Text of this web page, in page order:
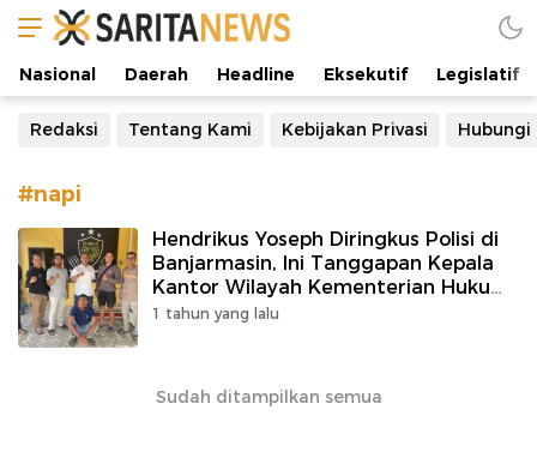
Manifestasi Arus Kebenaran
Nasional Daerah Headline Eksekutif Legislatif
Redaksi Tentang Kami Kebijakan Privasi Hubungi
#napi
Hendrikus Yoseph Diringkus Polisi di
Banjarmasin, Ini Tanggapan Kepala
Kantor Wilayah Kementerian Hukum
dan HAM Kalteng
1 tahun yang lalu
Sudah ditampilkan semua